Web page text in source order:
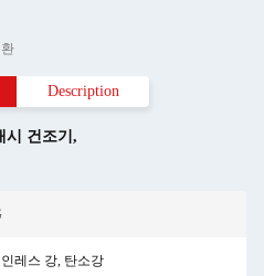
Description
건조기 ,
레스 강, 탄소강